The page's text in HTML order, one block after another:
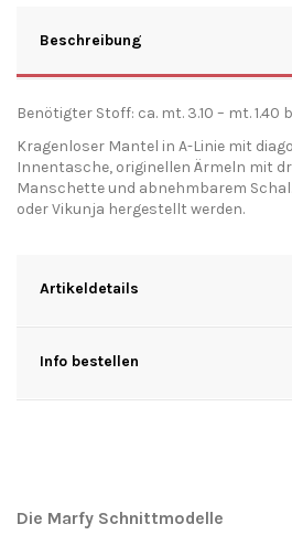
Beschreibung
Benötigter Stoff: ca. mt. 3.10 – mt. 1.40
Kragenloser Mantel in A-Linie mit
Innentasche, originellen Ärmeln mit
Manschette und abnehmbarem
oder Vikunja hergestellt werden.
Artikeldetails
Info bestellen
Die Marfy Schnittmodelle